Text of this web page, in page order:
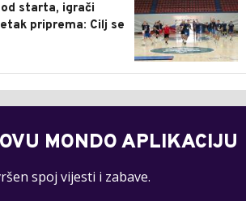
starta, igrači
priprema: Cilj se
MONDO APLIKACIJU
spoj vijesti i zabave.